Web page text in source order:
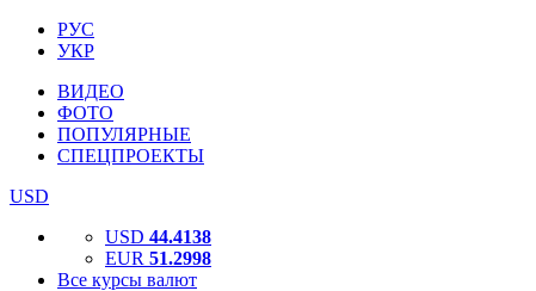
РУС
УКР
ВИДЕО
ФОТО
ПОПУЛЯРНЫЕ
СПЕЦПРОЕКТЫ
USD
USD 44.4138
EUR 51.2998
Все курсы валют